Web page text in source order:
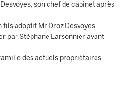
son chef de cabinet après
fils adoptif Mr Droz Desvoyes;
par Stéphane Larsonnier avant
des actuels propriétaires